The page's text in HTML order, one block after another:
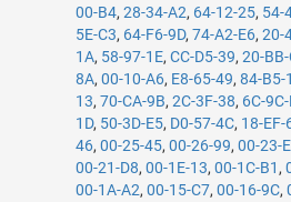
00-B4,28-34-A2, 64-12-25, 54-
5E-C3, 64-F6-9D,74-A2-E6,20-
1A, 58-97-1E,CC-D5-39,20-BB-
8A,00-10-A6, E8-65-49,84-B5-
13,70-CA-9B,2C-3F-38, 6C-9C-
1D, 50-3D-E5, D0-57-4C, 18-EF-
46,00-25-45,00-26-99,00-23-
00-21-D8,00-1E-13,00-1C-B1 ,
00-1A-A2,00-15-C7,00-16-9C,